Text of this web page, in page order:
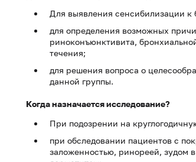
Для выявления сенсибилизации к
для определения возможных
риноконъюнктивита,
течения;
для решения вопроса о
данной группы.
Когда назначается исследование?
При подозрении на
при обследовании пациентов с
заложенностью, ринореей, зудом